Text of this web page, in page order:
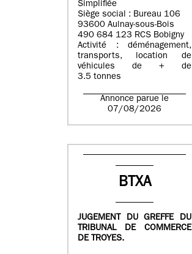
Simplifiée
Siège social : Bureau 106
93600 Aulnay-sous-Bois
490 684 123 RCS Bobigny
Activité : déménagement,
transports, location de
véhicules de + de
3.5 tonnes
Annonce parue le
07/08/2026
BTXA
JUGEMENT DU GREFFE DU
TRIBUNAL DE COMMERCE
DE TROYES.